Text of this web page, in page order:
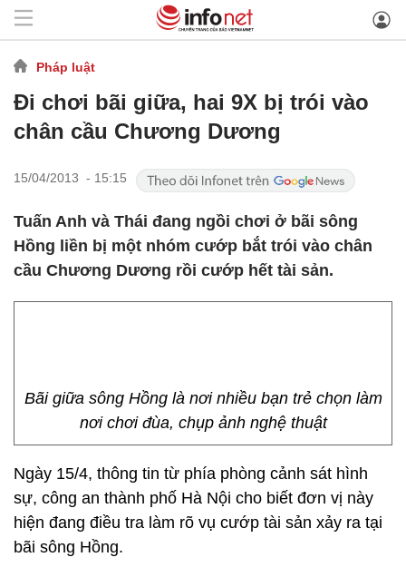
Pháp luật
Đi chơi bãi giữa, hai 9X bị trói vào
chân cầu Chương Dương
15/04/2013 - 15:15
Tuấn Anh và Thái đang ngồi chơi ở bãi sông
Hồng liền bị một nhóm cướp bắt trói vào chân
cầu Chương Dương rồi cướp hết tài sản.
Bãi giữa sông Hồng là nơi nhiều bạn trẻ chọn làm
nơi chơi đùa, chụp ảnh nghệ thuật
Ngày 15/4, thông tin từ phía phòng cảnh sát hình
sự, công an thành phố Hà Nội cho biết đơn vị này
hiện đang điều tra làm rõ vụ cướp tài sản xảy ra tại
bãi sông Hồng.